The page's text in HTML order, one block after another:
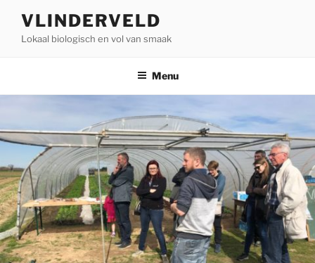
VLINDERVELD
Lokaal biologisch en vol van smaak
Menu